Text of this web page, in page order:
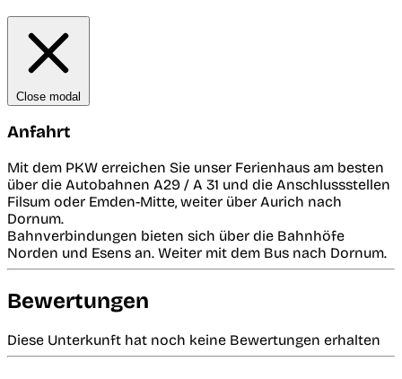
Close modal
Anfahrt
Mit dem PKW erreichen Sie unser Ferienhaus am besten
über die Autobahnen A29 / A 31 und die Anschlussstellen
Filsum oder Emden-Mitte, weiter über Aurich nach
Dornum.
Bahnverbindungen bieten sich über die Bahnhöfe
Norden und Esens an. Weiter mit dem Bus nach Dornum.
Bewertungen
Diese Unterkunft hat noch keine Bewertungen erhalten